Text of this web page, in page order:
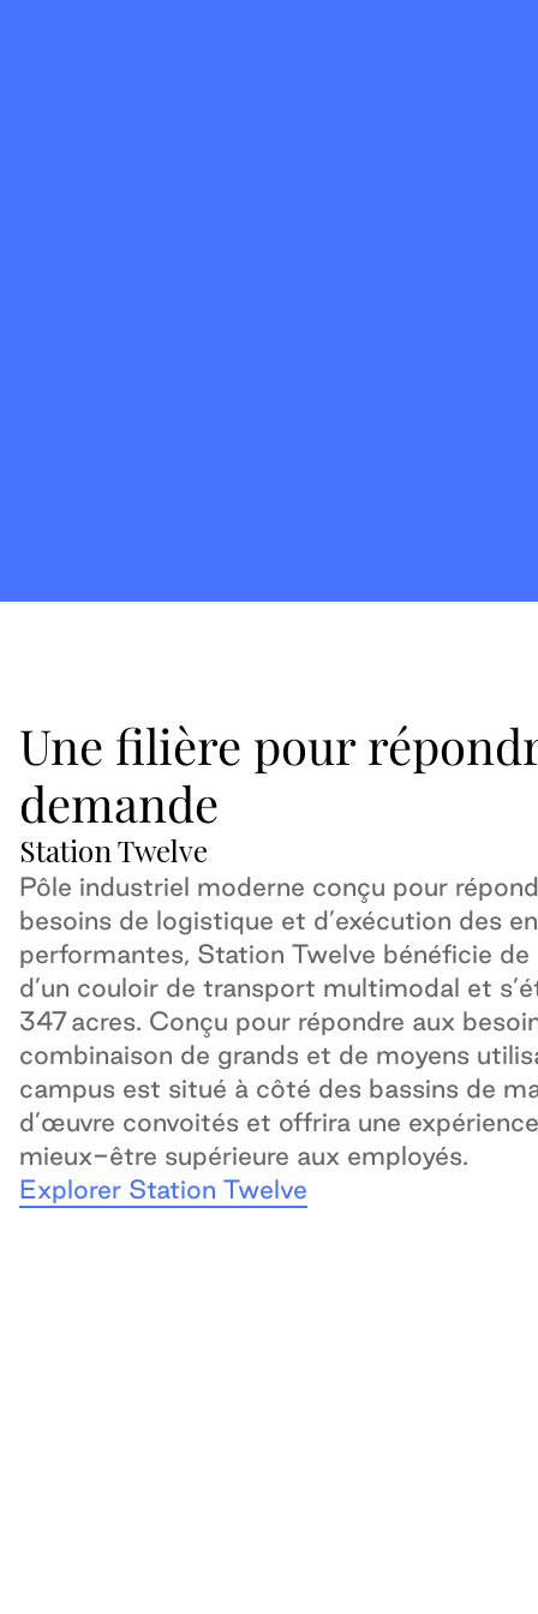
Une filière pour
demande
Station Twelve
Pôle industriel moderne conçu pour
besoins de logistique et d’exécution des
performantes, Station Twelve bénéficie de
d’un couloir de transport multimodal et
347 acres. Conçu pour répondre aux
combinaison de grands et de moyens
campus est situé à côté des bassins de
d’œuvre convoités et offrira une
mieux-être supérieure aux employés.
Explorer Station Twelve